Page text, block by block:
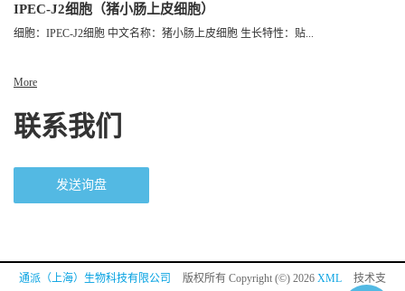
IPEC-J2细胞（猪小肠上皮细胞）
细胞：IPEC-J2细胞 中文名称：猪小肠上皮细胞 生长特性：贴...
More
联系我们
发送询盘
通派（上海）生物科技有限公司 版权所有 Copyright (©) 2026 XML 技术支